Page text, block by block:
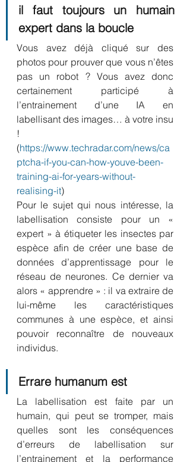
il faut toujours un humain
expert dans la boucle
Vous avez déjà cliqué sur des
photos pour prouver que vous n’êtes
pas un robot ? Vous avez donc
certainement participé à
l’entrainement d’une IA en
labellisant des images… à votre insu
!
(https://www.techradar.com/news/ca
ptcha-if-you-can-how-youve-been-
training-ai-for-years-without-
realising-it)
Pour le sujet qui nous intéresse, la
labellisation consiste pour un «
expert » à étiqueter les insectes par
espèce afin de créer une base de
données d’apprentissage pour le
réseau de neurones. Ce dernier va
alors « apprendre » : il va extraire de
lui-même les caractéristiques
communes à une espèce, et ainsi
pouvoir reconnaître de nouveaux
individus.
Errare humanum est
La labellisation est faite par un
humain, qui peut se tromper, mais
quelles sont les conséquences
d’erreurs de labellisation sur
l’entrainement et la performance